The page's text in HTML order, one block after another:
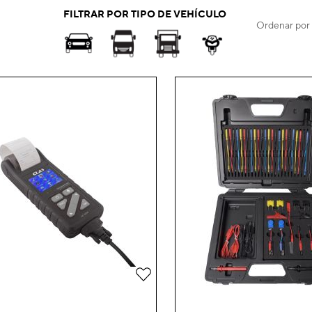
FILTRAR POR TIPO DE VEHÍCULO
Ordenar por
Añadir